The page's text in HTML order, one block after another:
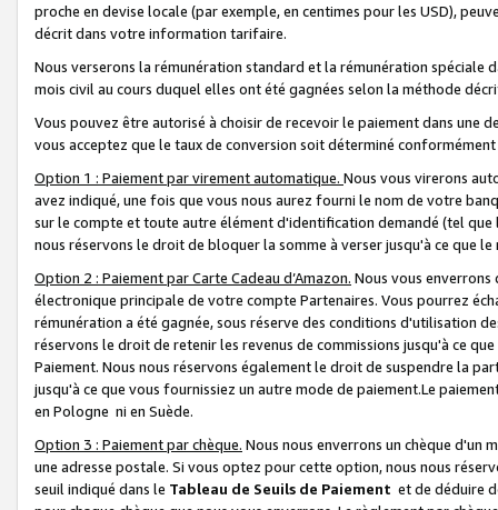
proche en devise locale (par exemple, en centimes pour les USD),
décrit dans votre information tarifaire.
Nous verserons la rémunération standard et la rémunération spéciale
mois civil au cours duquel elles ont été gagnées selon la méthode
Vous pouvez être autorisé à choisir de recevoir le paiement dans une
vous acceptez que le taux de conversion soit déterminé
Option 1 : Paiement par virement automatique. Nous vous virerons
avez indiqué, une fois que vous nous aurez fourni le nom de votre
sur le compte et toute autre élément d'identification demandé (tel que
nous réservons le droit de bloquer la somme à verser jusqu'à ce que
Option 2 : Paiement par Carte Cadeau d’Amazon. Nous vous
électronique principale de votre compte Partenaires. Vous pourrez
rémunération a été gagnée, sous réserve des conditions d'utilisation
réservons le droit de retenir les revenus de commissions jusqu'à ce
Paiement. Nous nous réservons également le droit de suspendre la
jusqu'à ce que vous fournissiez un autre mode de paiement.Le
en Pologne ni en Suède.
Option 3 : Paiement par chèque. Nous nous enverrons un chèque d'un
une adresse postale. Si vous optez pour cette option, nous nous
seuil indiqué dans le Tableau de Seuils de Paiement et de déduire